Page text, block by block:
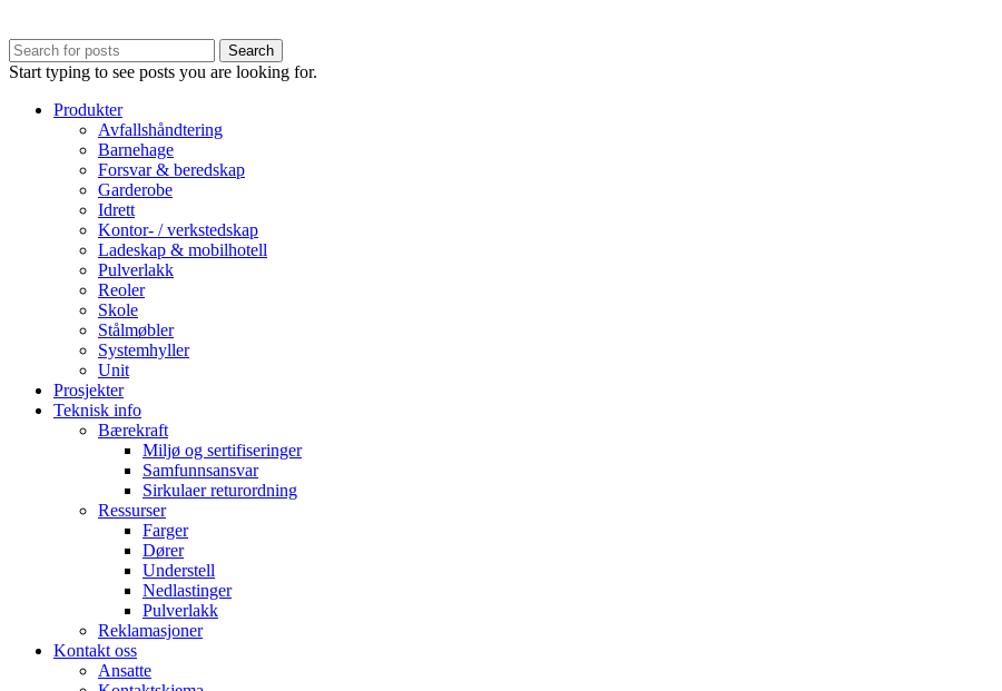
Search
Start typing to see posts you are looking for.
Produkter
Avfallshåndtering
Barnehage
Forsvar & beredskap
Garderobe
Idrett
Kontor- / verkstedskap
Ladeskap & mobilhotell
Pulverlakk
Reoler
Skole
Stålmøbler
Systemhyller
Unit
Prosjekter
Teknisk info
Bærekraft
Miljø og sertifiseringer
Samfunnsansvar
Sirkulaer returordning
Ressurser
Farger
Dører
Understell
Nedlastinger
Pulverlakk
Reklamasjoner
Kontakt oss
Ansatte